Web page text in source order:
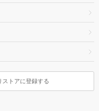
ストアに登録する